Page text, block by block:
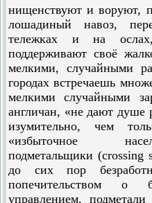
нищенствуют и воруют,
лошадиный навоз,
тележках и на
поддерживают своё
мелкими, случайными
городах встречаешь
мелкими случайными
англичан, «не дают душе
изумительно, чем
«избыточное
подметальщики (crossing
до сих пор
попечительством о
управлением,